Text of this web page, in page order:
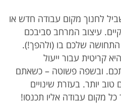
לחנוך מקום עבודה חדש או
עיצוב המרחב סביבכם
שלכם בו (ולהפך!).
קריטית עבור ייעול
ובשפה פשוטה – כשאתם
יותר. בעזרת שינויים
מקום עבודה אליו תכנסו!